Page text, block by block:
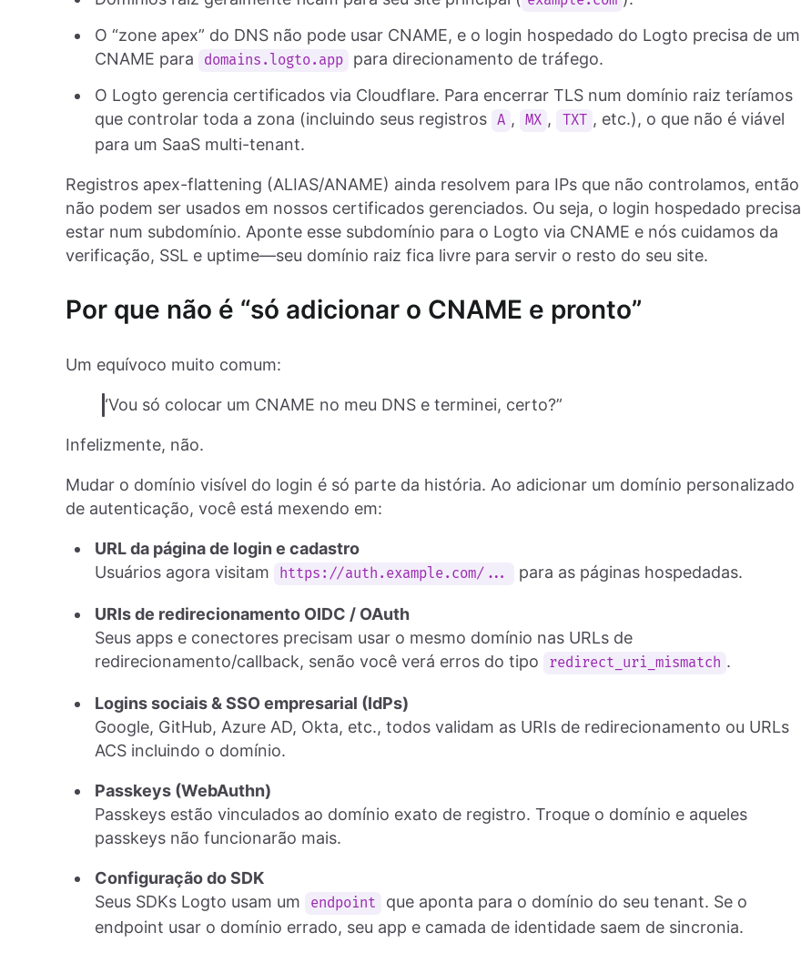
O “zone apex” do DNS não pode usar CNAME, e o login hospedado do Logto precisa de um
CNAME para
domains.logto.app
para direcionamento de tráfego.
O Logto gerencia certificados via Cloudflare. Para encerrar TLS num domínio raiz teríamos
que controlar toda a zona (incluindo seus registros A , MX , TXT , etc.), o que não é viável
para um SaaS multi-tenant.
Registros apex-flattening (ALIAS/ANAME) ainda resolvem para IPs que não controlamos, então
não podem ser usados em nossos certificados gerenciados. Ou seja, o login hospedado precisa
estar num subdomínio. Aponte esse subdomínio para o Logto via CNAME e nós cuidamos da
verificação, SSL e uptime—seu domínio raiz fica livre para servir o resto do seu site.
Por que não é “só adicionar o CNAME e pronto”
Um equívoco muito comum:
“Vou só colocar um CNAME no meu DNS e terminei, certo?”
Infelizmente, não.
Mudar o domínio visível do login é só parte da história. Ao adicionar um domínio personalizado
de autenticação, você está mexendo em:
URL da página de login e cadastro
Usuários agora visitam
https://auth.example.com/... para as páginas hospedadas.
URIs de redirecionamento OIDC / OAuth
Seus apps e conectores precisam usar o mesmo domínio nas URLs de
redirecionamento/callback, senão você verá erros do tipo
redirect_uri_mismatch .
Logins sociais & SSO empresarial (IdPs)
Google, GitHub, Azure AD, Okta, etc., todos validam as URIs de redirecionamento ou URLs
ACS incluindo o domínio.
Passkeys (WebAuthn)
Passkeys estão vinculados ao domínio exato de registro. Troque o domínio e aqueles
passkeys não funcionarão mais.
Configuração do SDK
Seus SDKs Logto usam um
endpoint
que aponta para o domínio do seu tenant. Se o
endpoint usar o domínio errado, seu app e camada de identidade saem de sincronia.